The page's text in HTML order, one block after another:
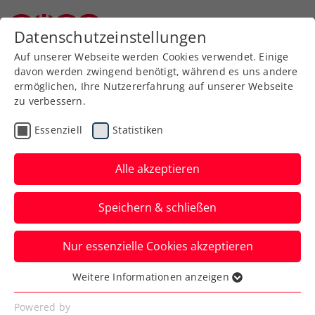
Zurück zur Newsübersicht
Rollstuhltennis
Die Topstars starten in
die win2day Open – Die
Tennis-
Staatsmeisterschaften
Die Davis-Cup-Asse Filip Misolic, Lukas
Datenschutzeinstellungen
Auf unserer Webseite werden Cookies verwendet. Einige
davon werden zwingend benötigt, während es uns andere
ermöglichen, Ihre Nutzererfahrung auf unserer Webseite
zu verbessern.
Essenziell Statistiken
Alle akzeptieren
Speichern & schließen
Nur essenzielle Cookies akzeptieren
Essenziell
Essenzielle Cookies werden für grundlegende
Weitere Informationen anzeigen
Powered by